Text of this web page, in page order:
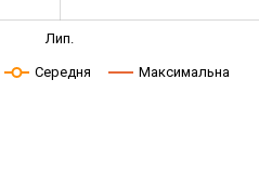
Лип.
Середня Максимальна